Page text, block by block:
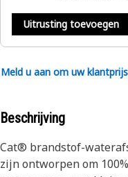
Uitrusting toevoegen
Meld u aan om uw
Beschrijving
Cat® brandstof-
zijn ontworpen om